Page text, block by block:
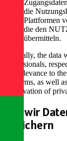
die
Plattformen
die den
übermitteln.
Internally, the
professionals,
and relevance to
platforms, as well
preservation of
Wie wir
speichern